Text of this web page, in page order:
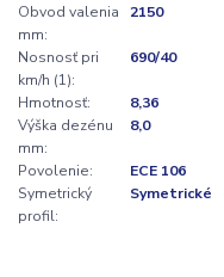
Obvod valenia
mm:
2150
Nosnosť pri
km/h (1):
690/40
Hmotnosť:
8,36
Výška dezénu
mm:
8,0
Povolenie:
ECE 106
Symetrický
profil:
Symetrické